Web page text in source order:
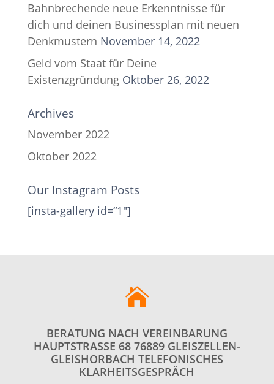
Bahnbrechende neue Erkenntnisse für
dich und deinen Businessplan mit neuen
Denkmustern November 14, 2022
Geld vom Staat für Deine
Existenzgründung Oktober 26, 2022
Archives
November 2022
Oktober 2022
Our Instagram Posts
[insta-gallery id=“1″]

BERATUNG NACH VEREINBARUNG
HAUPTSTRASSE 68 76889 GLEISZELLEN-G
LEISHORBACH TELEFONISCHES K
LARHEITSGESPRÄCH